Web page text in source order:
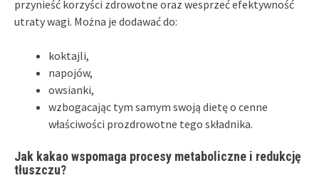
przynieść korzyści zdrowotne oraz wesprzeć efektywność
utraty wagi. Można je dodawać do:
koktajli,
napojów,
owsianki,
wzbogacając tym samym swoją dietę o cenne
właściwości prozdrowotne tego składnika.
Jak kakao wspomaga procesy metaboliczne i redukcję
tłuszczu?